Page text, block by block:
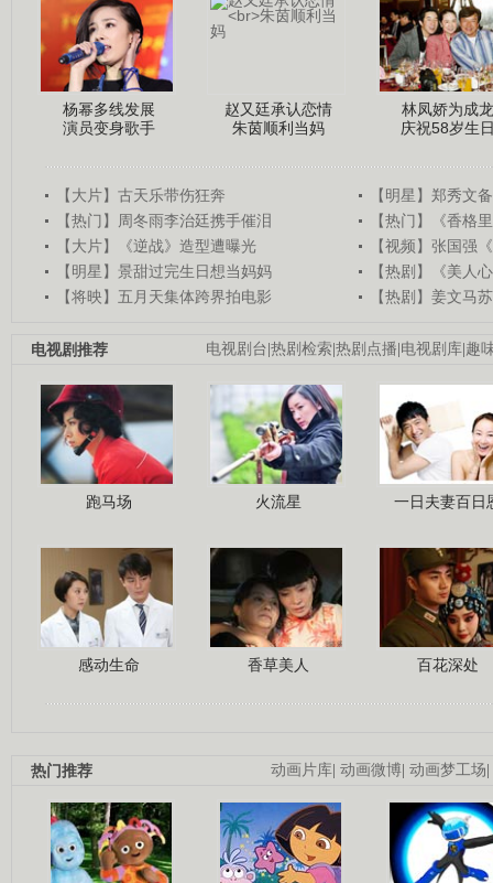
杨幂多线发展
演员变身歌手
赵又廷承认恋情
朱茵顺利当妈
林凤娇为成龙
庆祝58岁生
【大片】古天乐带伤狂奔
【明星】郑秀文
【热门】周冬雨李治廷携手催泪
【热门】《香格
【大片】《逆战》造型遭曝光
【视频】张国强
【明星】景甜过完生日想当妈妈
【热剧】《美人
【将映】五月天集体跨界拍电影
【热剧】姜文马
电视剧台|热剧检索|热剧点播|电视剧库|趣
电视剧推荐
跑马场 火流星 一日夫妻百日
感动生命 香草美人 百花深处
动画片库| 动画微博| 动画梦工场|
热门推荐